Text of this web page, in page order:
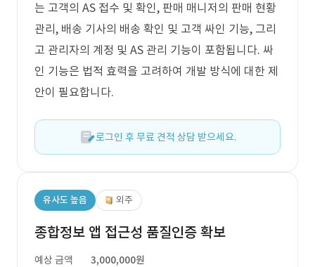
는 고객의 AS 접수 및 확인, 판매 매니저의 판매 현황
관리, 배송 기사의 배송 확인 및 고객 싸인 기능, 그리
고 관리자의 계정 및 AS 관리 기능이 포함됩니다. 싸
인 기능은 법적 효력을 고려하여 개발 방식에 대한 제
안이 필요합니다.
로그인 후 무료 견적 상담 받으세요.
유사도 높음 외주
종합정보 앱 접근성 품질인증 확보
예상 금액
3,000,000원